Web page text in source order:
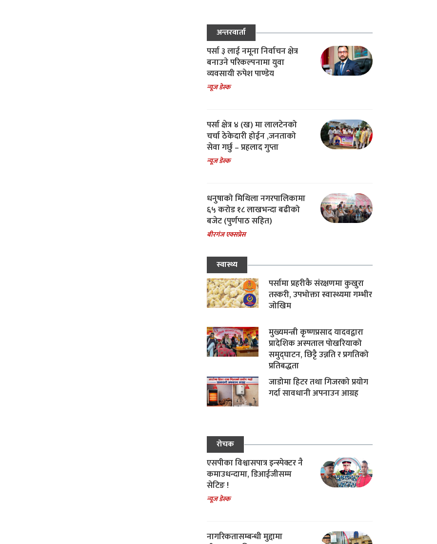
अन्तरवार्ता
पर्सा ३ लाई नमूना निर्वाचन क्षेत्र
बनाउने परिकल्पनामा युवा
व्यवसायी रुपेश पाण्डेय
न्यूज डेस्क
पर्सा क्षेत्र ४ (ख) मा लालटेनको
चर्चा ठेकेदारी होईन ,जनताको
सेवा गर्छु – प्रहलाद गुप्ता
न्यूज डेस्क
धनुषाको मिथिला नगरपालिकामा
६५ करोड १८ लाखभन्दा बढीको
बजेट (पुर्णपाठ सहित)
बीरगंज एक्सप्रेस
स्वास्थ्य
पर्सामा प्रहरीकै संरक्षणमा कुखुरा
तस्करी, उपभोक्ता स्वास्थ्यमा गम्भीर
जोखिम
मुख्यमन्त्री कृष्णप्रसाद यादवद्वारा
प्रादेशिक अस्पताल पोखरियाको
समुद्घाटन, छिट्टै उन्नति र प्रगतिको
प्रतिबद्धता
जाडोमा हिटर तथा गिजरको प्रयोग
गर्दा सावधानी अपनाउन आग्रह
रोचक
एसपीका विश्वासपात्र इन्स्पेक्टर नै
कमाउधन्दामा, डिआईजीसम्म
सेटिङ !
न्यूज डेस्क
नागरिकतासम्बन्धी मुद्दामा